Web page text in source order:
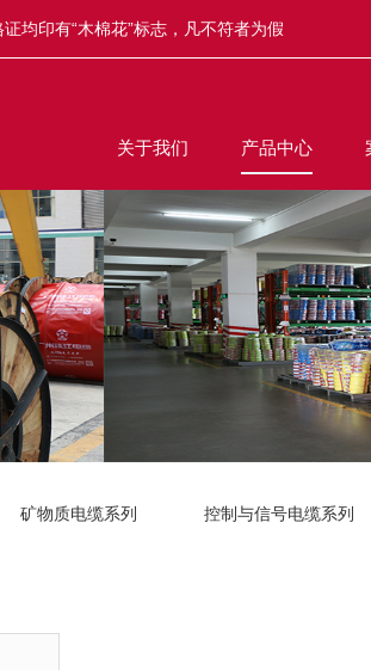
均印有“木棉花”标志，凡不符者为假
关于我们 产品中心
矿物质电缆系列 控制与信号电缆系列